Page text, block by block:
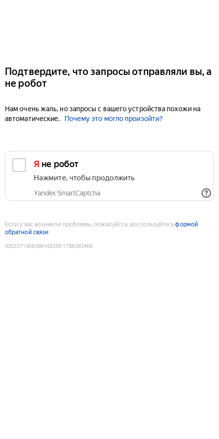
Подтвердите, что запросы отправляли вы, а
не робот
Нам очень жаль, но запросы с вашего устройства похожи на
автоматические.
Почему это могло произойти?
Я не робот
Нажмите, чтобы продолжить
Yandex SmartCaptcha
Если у вас возникли проблемы, пожалуйста, воспользуйтесьформой
обратной связи
9202371956396142339:1786393469